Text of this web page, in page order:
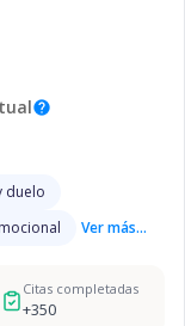
help
duelo
Ver más...
Citas completadas
+350